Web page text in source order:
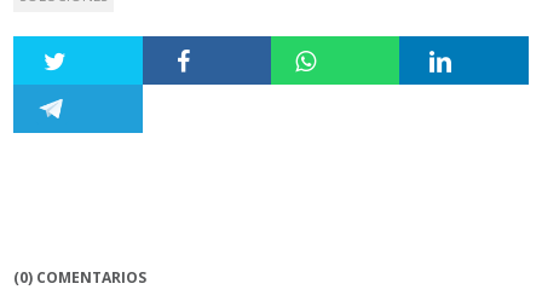
(0) COMENTARIOS